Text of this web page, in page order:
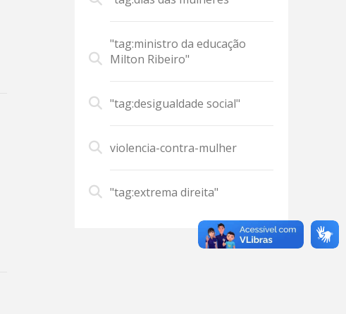
"tag:ministro da educação
Milton Ribeiro"
"tag:desigualdade social"
violencia-contra-mulher
"tag:extrema direita"